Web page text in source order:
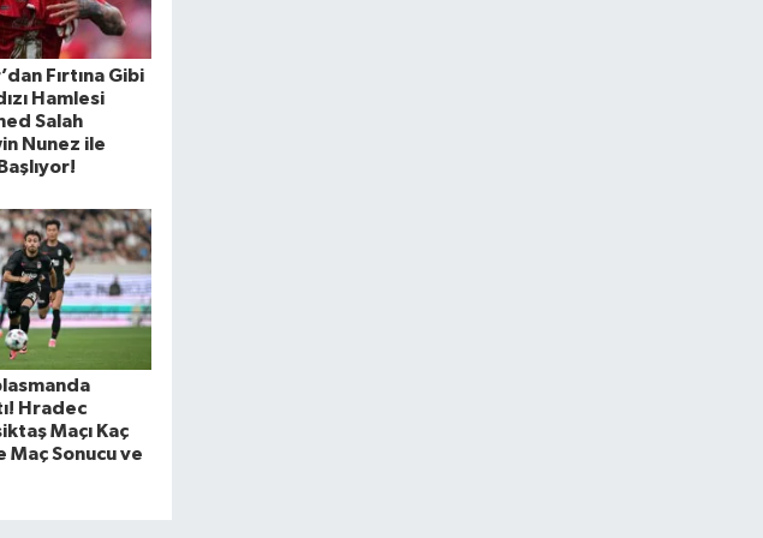
Fırtına Gibi
Hamlesi
Salah
Nunez ile
Hradec
Maçı Kaç
Maç Sonucu ve